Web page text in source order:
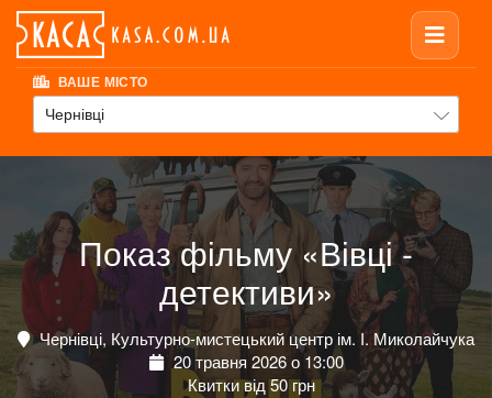
ВАШЕ МІСТО
Чернівці
Показ фільму «Вівці -
детективи»
Чернівці, Культурно-мистецький центр ім. І. Миколайчука
20 травня 2026 о 13:00
Квитки від 50 грн